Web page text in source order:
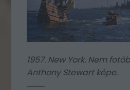
1957. New York. Nem
Anthony Stewart képe.